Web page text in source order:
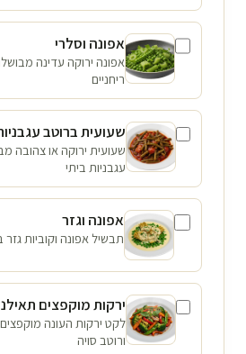
אפונה וסלרי
אפונה ירוקה עדינה
ריחניים
שעועית ברוטב
שעועית ירוקה או צהובה
עגבניות ביתי
אפונה וגזר
תבשיל אפונה וקוביות גזר
ירקות מוקפצים
לקט ירקות העונה
ורוטב סויה